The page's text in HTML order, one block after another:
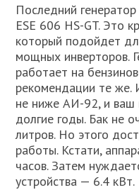
Последний
ESE 606 HS-GT. Это
который подойдет
мощных инверторов.
работает на
рекомендации те же.
не ниже АИ-92, и ваш
долгие годы. Бак не
литров. Но этого
работы. Кстати,
часов. Затем
устройства — 6.4 кВт.